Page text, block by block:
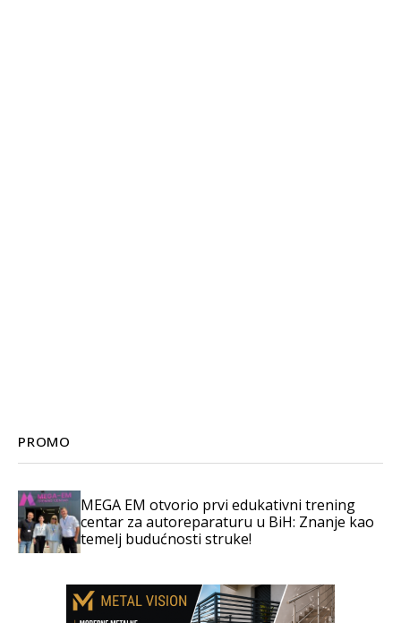
PROMO
MEGA EM otvorio prvi edukativni trening
centar za autoreparaturu u BiH: Znanje kao
temelj budućnosti struke!